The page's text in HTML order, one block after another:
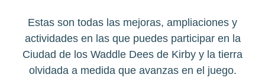
Estas son todas las mejoras, ampliaciones y
actividades en las que puedes participar en la
Ciudad de los Waddle Dees de Kirby y la tierra
olvidada a medida que avanzas en el juego.